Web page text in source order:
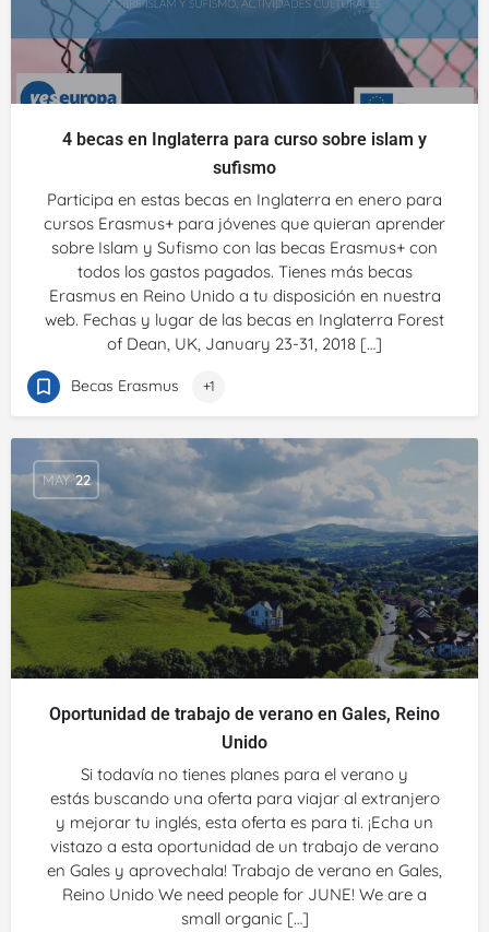
4 becas en Inglaterra para curso sobre islam y
sufismo
Participa en estas becas en Inglaterra en enero para
cursos Erasmus+ para jóvenes que quieran aprender
sobre Islam y Sufismo con las becas Erasmus+ con
todos los gastos pagados. Tienes más becas
Erasmus en Reino Unido a tu disposición en nuestra
web. Fechas y lugar de las becas en Inglaterra Forest
of Dean, UK, January 23-31, 2018 […]
Becas Erasmus +1
MAY 22
Oportunidad de trabajo de verano en Gales, Reino
Unido
Si todavía no tienes planes para el verano y
estás buscando una oferta para viajar al extranjero
y mejorar tu inglés, esta oferta es para ti. ¡Echa un
vistazo a esta oportunidad de un trabajo de verano
en Gales y aprovechala! Trabajo de verano en Gales,
Reino Unido We need people for JUNE! We are a
small organic […]